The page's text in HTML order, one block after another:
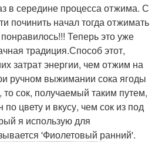
в середине процесса отжима. С
починить начал тогда отжимать
Теперь это уже
традиция.Способ этот,
затрат энергии, чем отжим на
ручном выжимании сока ягоды
то сок, получаемый таким путем,
цвету и вкусу, чем сок из под
я использую для
'Фиолетовый ранний'.